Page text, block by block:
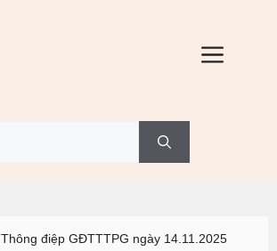
Thông điệp GĐTTTPG ngày 14.11.2025